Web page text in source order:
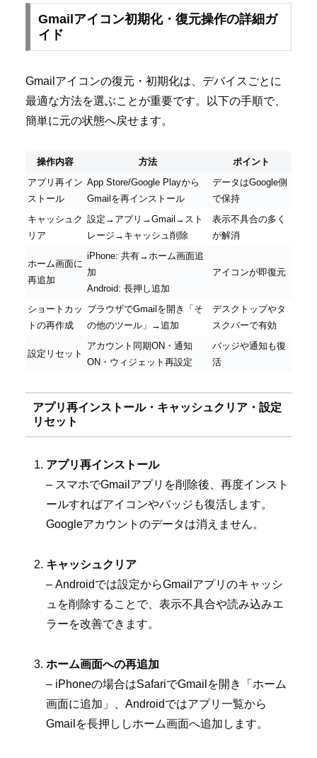
Gmailアイコン初期化・復元操作の詳細ガ
イド
Gmailアイコンの復元・初期化は、デバイスごとに
最適な方法を選ぶことが重要です。以下の手順で、
簡単に元の状態へ戻せます。
操作内容 方法
ポイント
アプリ再イン
ストール
App Store/Google Playから
Gmailを再インストール
データはGoogle側
で保持
キャッシュク
リア
設定→アプリ→Gmail→スト
レージ→キャッシュ削除
表示不具合の多く
が解消
ホーム画面に
再追加
iPhone: 共有→ホーム画面追
加
Android: 長押し追加
アイコンが即復元
ショートカッ
トの再作成
ブラウザでGmailを開き「そ
の他のツール」→追加
デスクトップやタ
スクバーで有効
設定リセット
アカウント同期ON・通知
ON・ウィジェット再設定
バッジや通知も復
活
アプリ再インストール・キャッシュクリア・設定
リセット
アプリ再インストール
– スマホでGmailアプリを削除後、再度インスト
ールすればアイコンやバッジも復活します。
Googleアカウントのデータは消えません。
キャッシュクリア
– Androidでは設定からGmailアプリのキャッシ
ュを削除することで、表示不具合や読み込みエ
ラーを改善できます。
ホーム画面への再追加
– iPhoneの場合はSafariでGmailを開き「ホーム
画面に追加」、Androidではアプリ一覧から
Gmailを長押ししホーム画面へ追加します。